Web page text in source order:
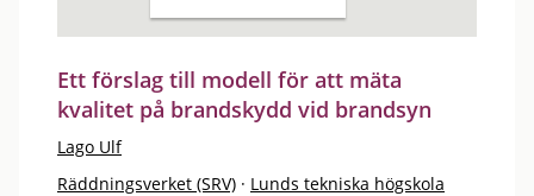
Ett förslag till modell för att mäta
kvalitet på brandskydd vid brandsyn
Lago Ulf
Räddningsverket (SRV) · Lunds tekniska högskola